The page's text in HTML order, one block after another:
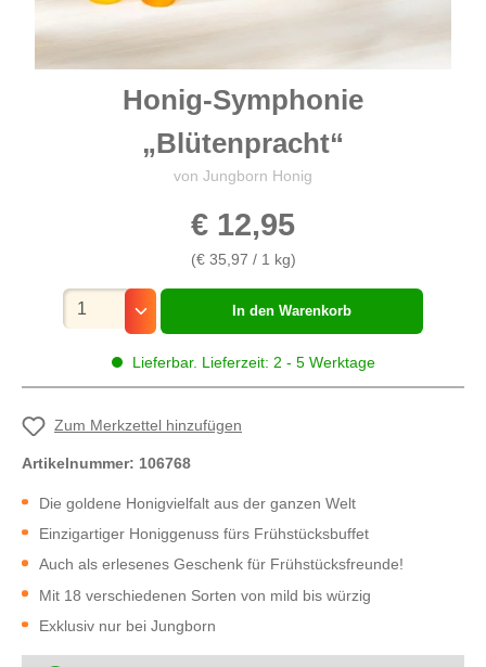
Honig-Symphonie
„Blütenpracht“
von Jungborn Honig
€ 12,95
(€ 35,97 / 1 kg)
Lieferbar. Lieferzeit: 2 - 5 Werktage
Mengenauswahl
In den Warenkorb
Zum Merkzettel hinzufügen
Artikelnummer: 106768
Die goldene Honigvielfalt aus der ganzen Welt
Einzigartiger Honiggenuss fürs Frühstücksbuffet
Auch als erlesenes Geschenk für Frühstücksfreunde!
Mit 18 verschiedenen Sorten von mild bis würzig
Exklusiv nur bei Jungborn